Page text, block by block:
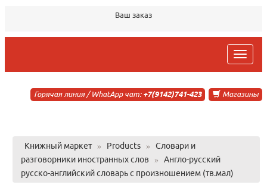
Ваш заказ
trk
Магазины
Горячая линия / WhatApp чат: +7(9142)741-423
Книжный маркет » Products »
Словари и
разговорники иностранных слов
»
Англо-русский
русско-английский словарь с произношением (тв.мал)